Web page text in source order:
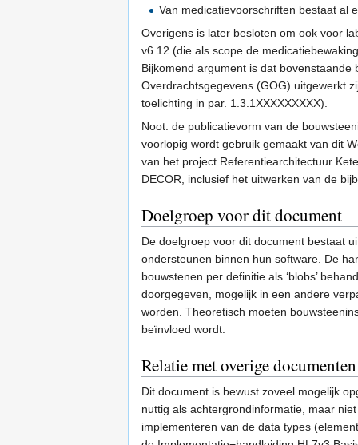
Van medicatievoorschriften bestaat al
Overigens is later besloten om ook voor
v6.12 (die als scope de
Bijkomend argument is dat
Overdrachtsgegevens (GOG) uitgewerkt
toelichting in par. 1.3.1XXXXXXXXX).
Noot: de publicatievorm van de
voorlopig wordt gebruik gemaakt van dit
van het project Referentiearchitectuur
DECOR, inclusief het uitwerken van de
Doelgroep voor dit document
De doelgroep voor dit document bestaat
ondersteunen binnen hun software. De
bouwstenen per definitie als ‘blobs’
doorgegeven, mogelijk in een andere
worden. Theoretisch moeten
beïnvloed wordt.
Relatie met overige documenten
Dit document is bewust zoveel mogelijk
nuttig als achtergrondinformatie, maar
implementeren van de data types